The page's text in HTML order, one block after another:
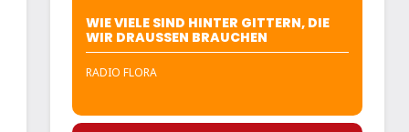
WIE VIELE SIND HINTER GITTERN, DIE
WIR DRAUSSEN BRAUCHEN
RADIO FLORA